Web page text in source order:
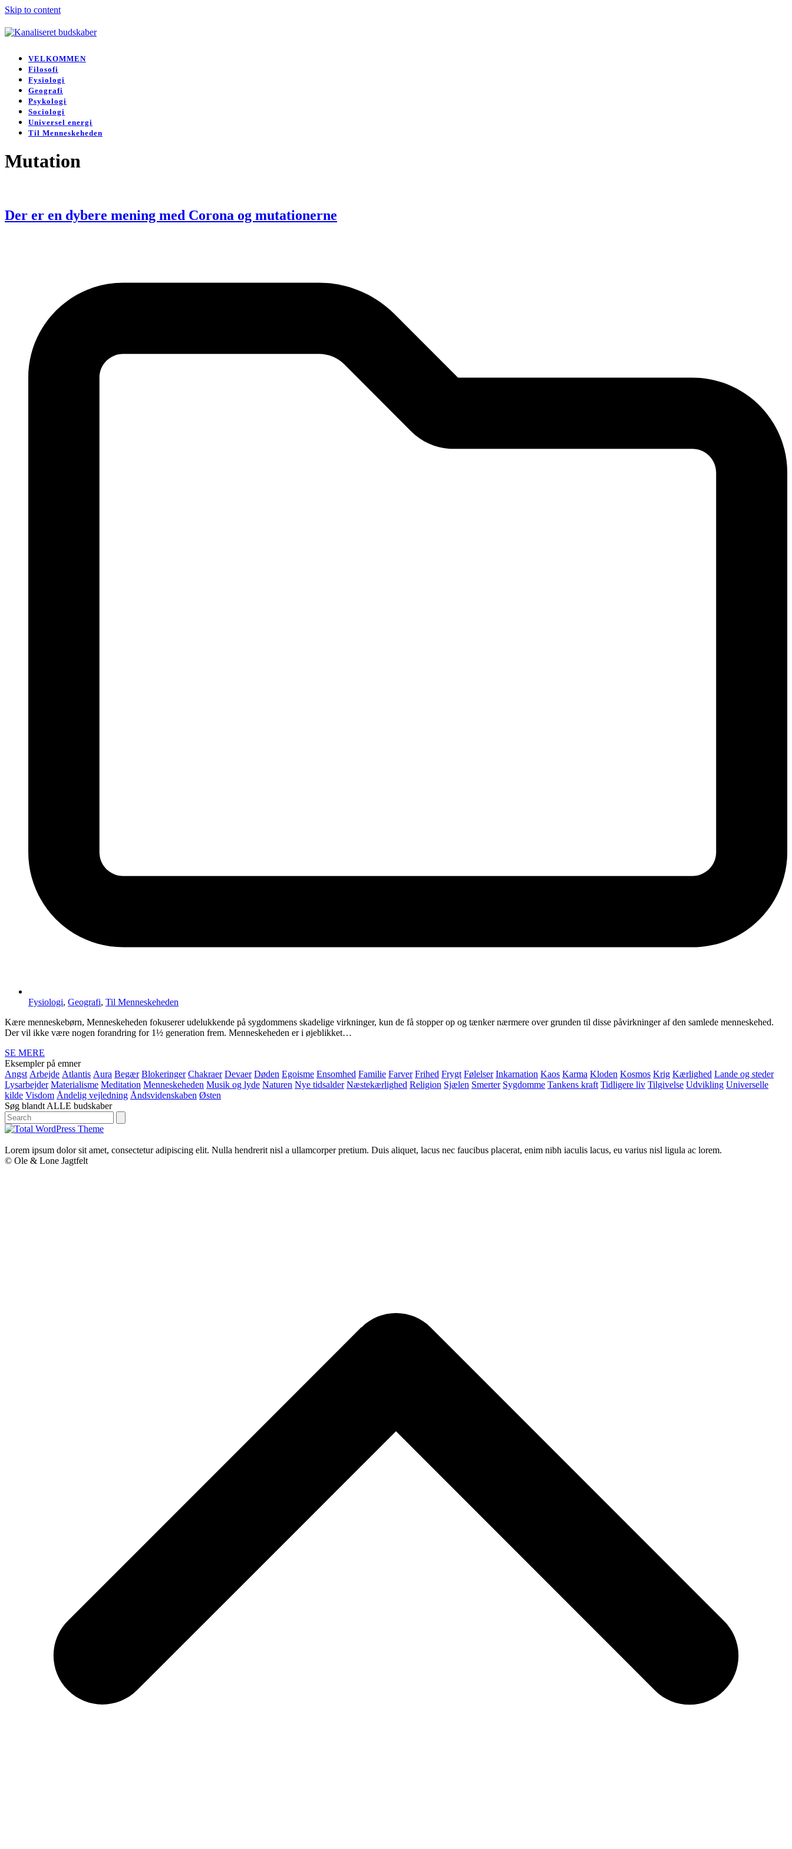
Skip to content
menu
menu
VELKOMMEN
Filosofi
Fysiologi
Geografi
Psykologi
Sociologi
Universel energi
Til Menneskeheden
Mutation
Der er en dybere mening med Corona og mutationerne
Fysiologi, Geografi, Til Menneskeheden
Kære menneskebørn, Menneskeheden fokuserer udelukkende på sygdommens skadelige virkninger, kun de få stopper op og tænker nærmere over grunden til disse påvirkninger af den samlede menneskehed.
Der vil ikke være nogen forandring for 1½ generation frem. Menneskeheden er i øjeblikket…
SE MERE
Eksempler på emner
Angst Arbejde Atlantis Aura Begær Blokeringer Chakraer Devaer Døden Egoisme Ensomhed Familie Farver Frihed Frygt Følelser Inkarnation Kaos Karma Kloden Kosmos Krig Kærlighed Lande og steder
Lysarbejder Materialisme Meditation Menneskeheden Musik og lyde Naturen Nye tidsalder Næstekærlighed Religion Sjælen Smerter Sygdomme Tankens kraft Tidligere liv Tilgivelse Udvikling Universelle
kilde Visdom Åndelig vejledning Åndsvidenskaben Østen
Søg blandt ALLE budskaber
Search
Lorem ipsum dolor sit amet, consectetur adipiscing elit. Nulla hendrerit nisl a ullamcorper pretium. Duis aliquet, lacus nec faucibus placerat, enim nibh iaculis lacus, eu varius nisl ligula ac lorem.
© Ole & Lone Jagtfelt